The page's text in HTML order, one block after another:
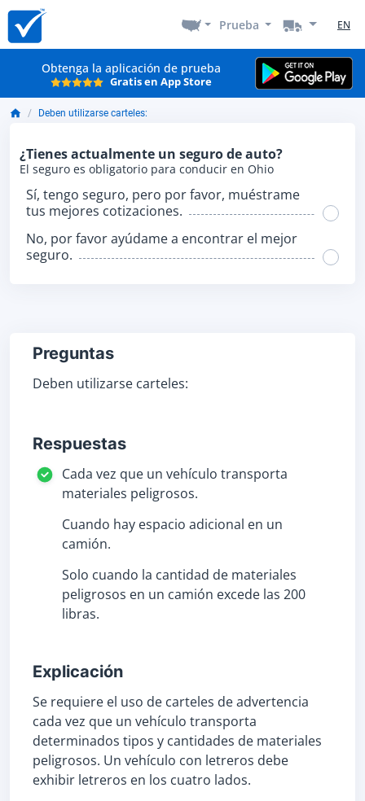
Prueba EN
Obtenga la aplicación de prueba
Gratis en App Store
Deben utilizarse carteles:
¿Tienes actualmente un seguro de auto?
El seguro es obligatorio para conducir en Ohio
Sí, tengo seguro, pero por favor, muéstrame
tus mejores cotizaciones.
No, por favor ayúdame a encontrar el mejor
seguro.
Preguntas
Deben utilizarse carteles:
Respuestas
Cada vez que un vehículo transporta
materiales peligrosos.
Cuando hay espacio adicional en un
camión.
Solo cuando la cantidad de materiales
peligrosos en un camión excede las 200
libras.
Explicación
Se requiere el uso de carteles de advertencia
cada vez que un vehículo transporta
determinados tipos y cantidades de materiales
peligrosos. Un vehículo con letreros debe
exhibir letreros en los cuatro lados.